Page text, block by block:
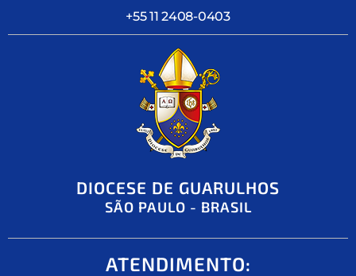
+55 11 2408-0403
DIOCESE DE GUARULHOS
SÃO PAULO - BRASIL
ATENDIMENTO: